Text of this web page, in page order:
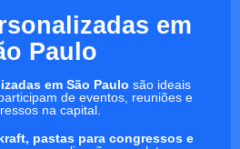
em
Paulo
em São Paulo são ideais
de eventos, reuniões e
na capital.
pastas para congressos e